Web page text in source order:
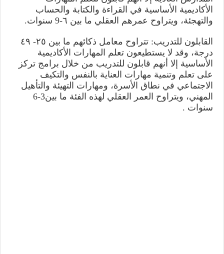
الأكاديمية الأساسية في القراءة والكتابة والحساب
والتهجئة، ويتراوح عمرهم العقلي ما بين ٦-9 سنوات.
القابلون للتدريب: تتراوح معامل ذكائهم ما بين ٢٥- ٤٩
درجة، وقد لا يستطيعون تعلم المهارات الأكاديمية
الأساسية إلا أنهم قابلون للتدريب من خلال برامج تركز
على تعلم وتنمية مهارات العناية بالنفس والتكيف
الاجتماعي في نطاق الأسرة، ومهارات التهيئة والتأهيل
المهني، ويتراوح العمر العقلي لهذه الفئة ما بين3-6
سنوات .